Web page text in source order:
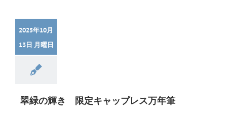
2025年10月
13日 月曜日
翠緑の輝き 限定キャップレス万年筆